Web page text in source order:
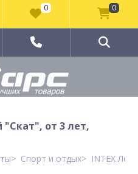
"Скат", от 3 лет,
Спорт и отдых INTEX
0 0